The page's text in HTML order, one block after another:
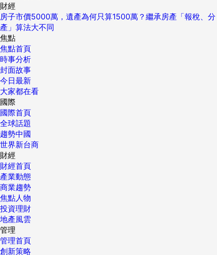
財經
房子市價5000萬，遺產為何只算1500萬？繼承房產「報稅、分
產」算法大不同
焦點
焦點首頁
時事分析
封面故事
今日最新
大家都在看
國際
國際首頁
全球話題
趨勢中國
世界新台商
財經
財經首頁
產業動態
商業趨勢
焦點人物
投資理財
地產風雲
管理
管理首頁
創新策略